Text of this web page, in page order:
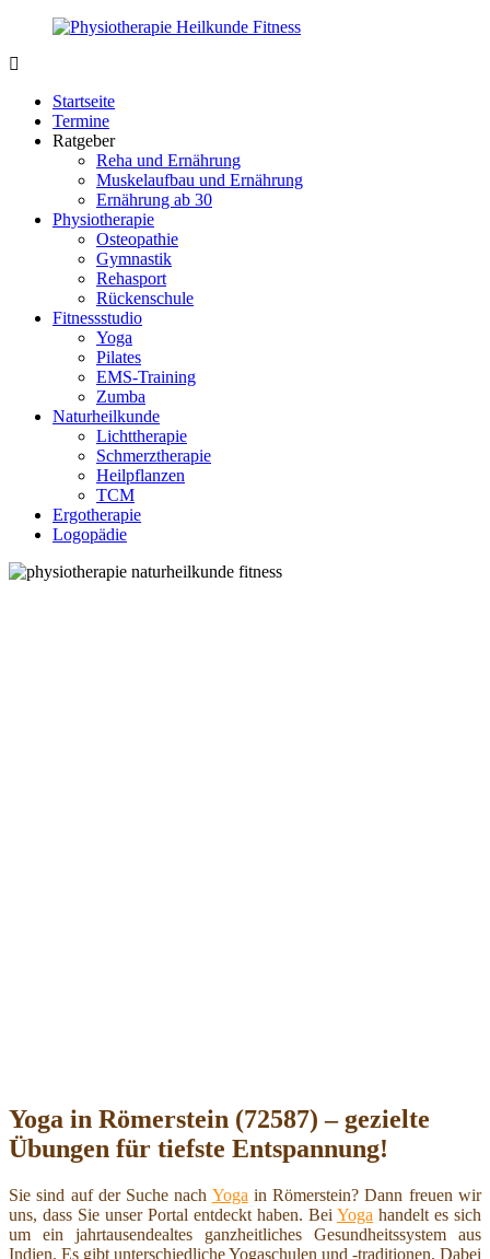
Zurück
Inhalt
Fit.de
Körper
Startseite
Termine
Ratgeber
Reha und Ernährung
Muskelaufbau und Ernährung
Ernährung ab 30
Physiotherapie
Osteopathie
Gymnastik
Rehasport
Rückenschule
Fitnessstudio
Yoga
Pilates
EMS-Training
Zumba
Naturheilkunde
Lichttherapie
Schmerztherapie
Heilpflanzen
TCM
Ergotherapie
Logopädie
Yoga in Römerstein (72587) – gezielte
Übungen für tiefste Entspannung!
Sie sind auf der Suche nach Yoga in Römerstein? Dann freuen wir
uns, dass Sie unser Portal entdeckt haben. Bei Yoga handelt es sich
um ein jahrtausendealtes ganzheitliches Gesundheitssystem aus
Indien. Es gibt unterschiedliche Yogaschulen und -traditionen. Dabei